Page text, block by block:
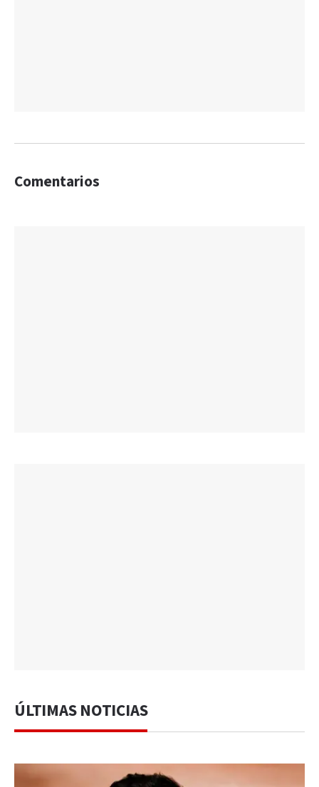
Comentarios
ÚLTIMAS NOTICIAS